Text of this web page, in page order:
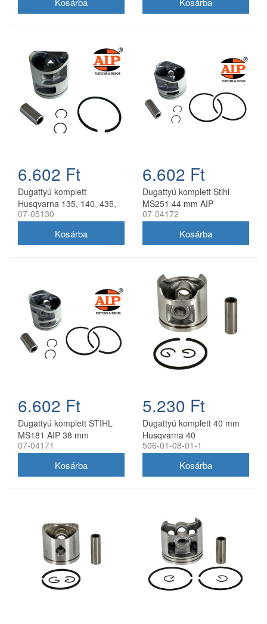
6.602 Ft
Dugattyú komplett
Husqvarna 135, 140, 435,
440 AIP 41 mm
07-05130
6.602 Ft
Dugattyú komplett Stihl
MS251 44 mm AIP
07-04172
6.602 Ft
Dugattyú komplett STIHL
MS181 AIP 38 mm
07-04171
5.230 Ft
Dugattyú komplett 40 mm
Husqvarna 40
láncfűrészhez utángyártott
506-01-08-01-1